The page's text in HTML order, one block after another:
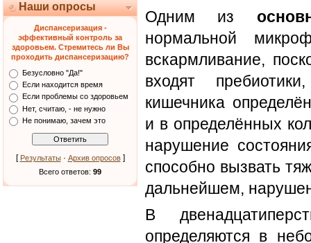
Наши опросы
Диспансеризация -
эффективный контроль за
здоровьем. Стремитесь ли Вы
проходить диспансеризацию?
Безусловно "Да!"
Если находится время
Если проблемы со здоровьем
Нет, считаю, - не нужно
Не понимаю, зачем это
[ Результаты· Архив опросов]
Всего ответов: 99
Одним из
нормальной
вскармливание,
входят
кишечника
и в определённых
нарушение
способно вызвать
дальнейшем,
В
определяются в